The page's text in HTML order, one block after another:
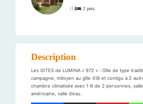
(1) 2 pers.
Description
Les GITES de LUMINA « 972 » : Gîte de type
campagne, mitoyen au gîte 418 et contigu à 2
chambre climatisée avec 1 lit de 2 personnes,
américaine, salle d’eau.